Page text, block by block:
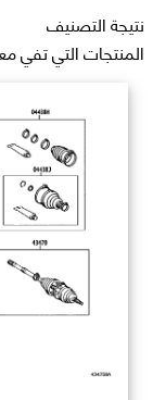
نتيجة التصنيف
المنتجات التي تفي